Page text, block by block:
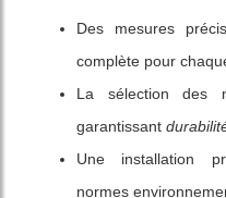
Des mesures
complète pour
La sélection des
garantissant
Une installation
normes